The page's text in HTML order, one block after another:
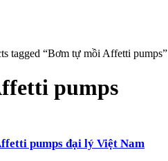
tagged “Bơm tự mồi Affetti pumps”
pumps
pumps đại lý Việt Nam